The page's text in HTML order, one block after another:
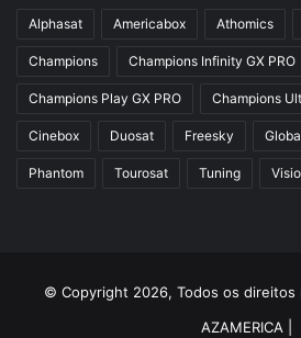
Alphasat Americabox Athomics
Champions Champions Infinity GX PRO
Champions Play GX PRO Champions
Cinebox Duosat Freesky
Phantom Tourosat Tuning
© Copyright 2026, Todos os direitos
AZAMERICA